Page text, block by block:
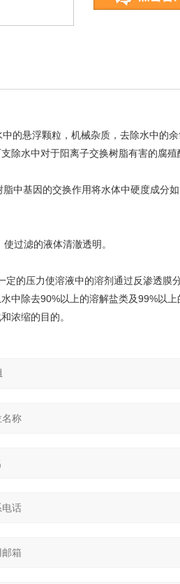
悬浮颗粒，机械杂质，去除水中的
除水中对于阳离子交换树脂有害的腐殖
基因的交换作用将水体中硬度成分
过滤的液体清澈透明。
压力使溶液中的溶剂通过反渗透膜
中除去90%以上的溶解盐类及99%以
浓缩的目的。